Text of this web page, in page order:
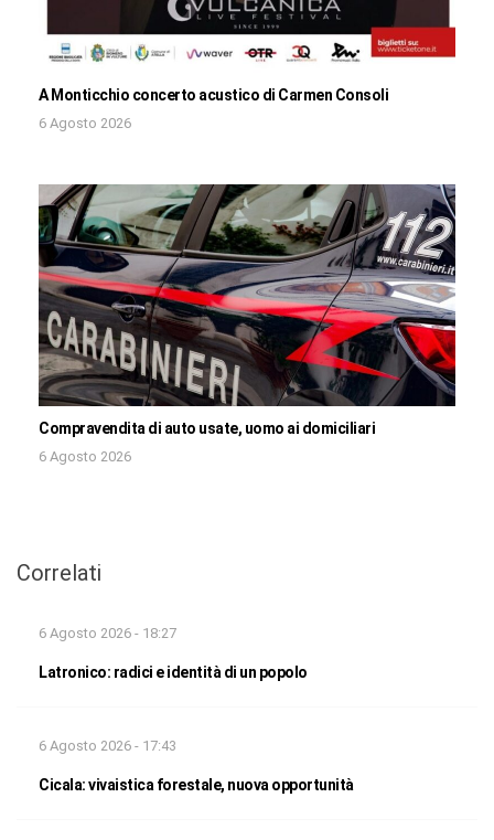
A Monticchio concerto acustico di Carmen Consoli
6 Agosto 2026
Compravendita di auto usate, uomo ai domiciliari
6 Agosto 2026
Correlati
6 Agosto 2026 - 18:27
Latronico: radici e identità di un popolo
6 Agosto 2026 - 17:43
Cicala: vivaistica forestale, nuova opportunità